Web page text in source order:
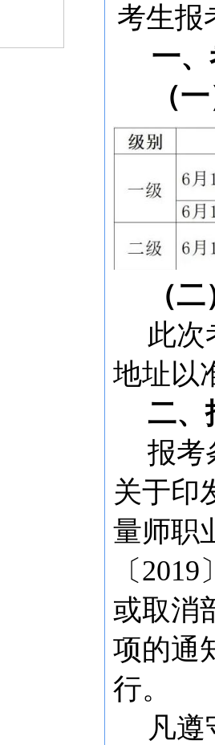
考生报
一
（
（
此次
地址以
二、
报考
关于印
量师职
〔2019
或取消
项的通
行。
凡